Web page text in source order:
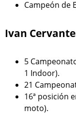
Campeón de
Ivan
5
1 Indoor).
21
16ª posición
moto).